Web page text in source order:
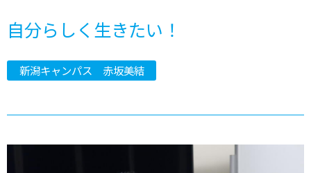
自分らしく生きたい！
新潟キャンパス 赤坂美結